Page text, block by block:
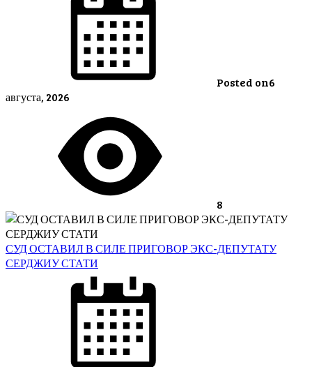
Posted on6
августа, 2026
8
СУД ОСТАВИЛ В СИЛЕ ПРИГОВОР ЭКС-ДЕПУТАТУ
СЕРДЖИУ СТАТИ